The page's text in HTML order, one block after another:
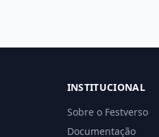
INSTITUCIONAL
Sobre o Festverso
Documentação